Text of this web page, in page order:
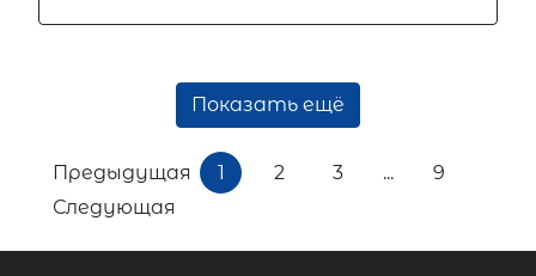
Показать ещё
Предыдущая 1 2 3 ...
9
Следующая